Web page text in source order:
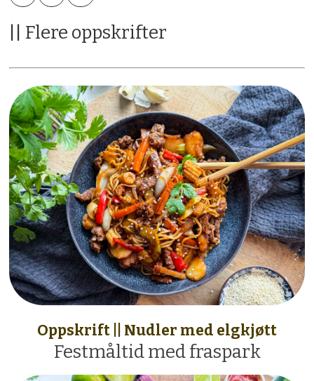
|| Flere oppskrifter
Oppskrift || Nudler med elgkjøtt
Festmåltid med fraspark